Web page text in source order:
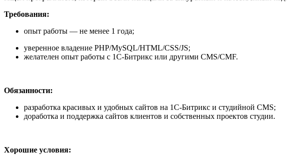
Требования:
опыт работы — не менее 1 года;
уверенное владение PHP/MySQL/HTML/CSS/JS;
желателен опыт работы с 1С-Битрикс или другими CMS/CMF.
Обязанности:
разработка красивых и удобных сайтов на 1С-Битрикс и студийной CMS;
доработка и поддержка сайтов клиентов и собственных проектов студии.
Хорошие условия: